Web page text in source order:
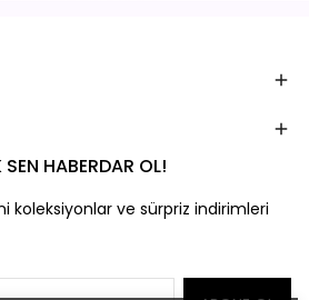
HABERDAR OL!
koleksiyonlar ve sürpriz indirimleri